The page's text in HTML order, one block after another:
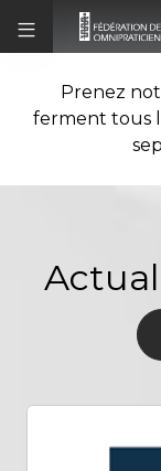
Prenez
ferment tous